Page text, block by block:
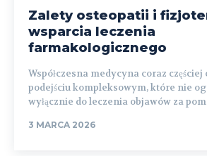
Zalety osteopatii i
wsparcia leczenia
farmakologicznego
Współczesna medycyna coraz częściej
podejściu kompleksowym, które nie
wyłącznie do leczenia objawów za
3 MARCA 2026